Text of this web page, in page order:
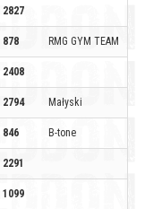
2827
878 RMG GYM TEAM
2408
2794 Małyski
846 B-tone
2291
1099